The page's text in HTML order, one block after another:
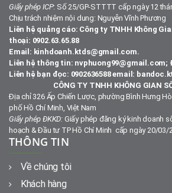
Giấy phép ICP: Số 25/GP-STTTT cấp ngày 12
Chịu trách nhiệm nội dung: Nguyễn Vĩnh Phương
Liên hệ quảng cáo: Công ty TNHH Không
thoại: 0902.63.65.88
Email: kinhdoanh.ktds@gmail.com.
Liên hệ thông tin: nvphuong99@gmail.com;
Liên hệ bạn đọc: 0902636588 email:
CÔNG TY TNHH KHÔNG GIAN
Địa chỉ 326 Ấp Chiến Lược, phường Bình Hưng
phố Hồ Chí Minh, Việt Nam
Giấy phép ĐKKD: Giấy phép đăng ký kinh doanh
hoạch & Đầu tư TP Hồ Chí Minh cấp ngày 20/03/
THÔNG TIN
Về chúng tôi
Khách hàng